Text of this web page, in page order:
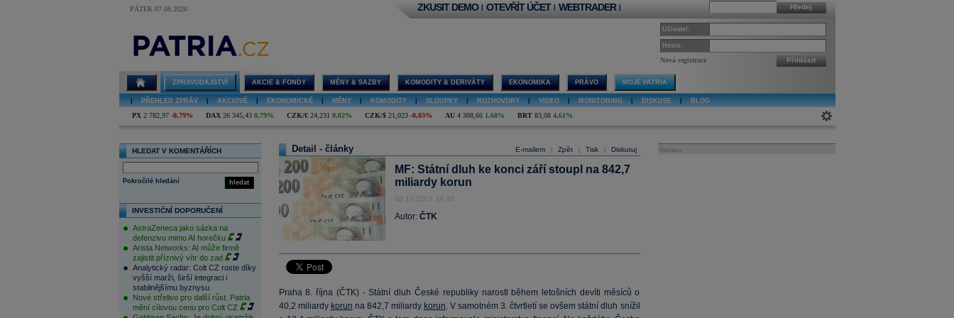
PÁTEK 07.08.2026 Hledej
ZKUSIT DEMO | OTEVŘÍT ÚČET | WEBTRADER |
Uživatel:
Heslo:
Nová registrace Přihlásit
ZPRAVODAJSTVÍ AKCIE & FONDY MĚNY & SAZBY KOMODITY & DERIVÁTY EKONOMIKA PRÁVO MOJE PATRIA
PŘEHLED ZPRÁV AKCIOVÉ EKONOMICKÉ MĚNY KOMODITY SLOUPKY ROZHOVORY VIDEO MONITORING DISKUSE BLOG
PX 2 782,97 -0,79% DAX 26 345,43 0,79% CZK/€ 24,231 0,02% CZK/$ 21,023 -0,03% AU 4 308,66 1,68% BRT 83,08 4,61%
HLEDAT V KOMENTÁŘÍCH
hledat
Pokročilé hledání
INVESTIČNÍ DOPORUČENÍ
AstraZeneca jako sázka na
defenzivu mimo AI horečku
Arista Networks: AI může firmě
zajistit příznivý vítr do zad
Analytický radar: Colt CZ roste díky
vyšší marži, širší integraci i
stabilnějšímu byznysu
Nové střelivo pro další růst. Patria
mění cílovou cenu pro Colt CZ
E-mailem Zpět Tisk Diskutuj
Detail - články
MF: Státní dluh ke konci září stoupl na 842,7
miliardy korun
08.10.2007 14:48
Autor: ČTK
Praha 8. října (ČTK) - Státní dluh České republiky narostl během letošních devíti měsíců o
40,2 miliardy korun na 842,7 miliardy korun. V samotném 3. čtvrtletí se ovšem státní dluh snížil
Reklama